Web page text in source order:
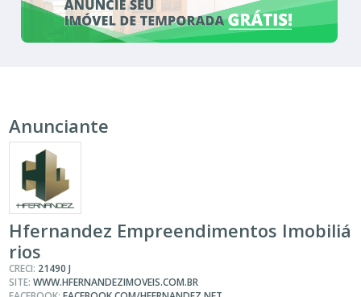
Anunciante
Hfernandez Empreendimentos Imobiliá
rios
CRECI: 21490 J
SITE:WWW.HFERNANDEZIMOVEIS.COM.BR